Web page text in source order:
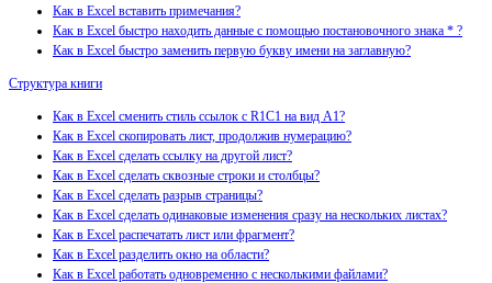
Как в Excel вставить примечания?
Как в Excel быстро находить данные с помощью постановочного знака * ?
Как в Excel быстро заменить первую букву имени на заглавную?
Структура книги
Как в Excel сменить стиль ссылок с R1C1 на вид A1?
Как в Excel скопировать лист, продолжив нумерацию?
Как в Excel сделать ссылку на другой лист?
Как в Excel сделать сквозные строки и столбцы?
Как в Excel сделать разрыв страницы?
Как в Excel сделать одинаковые изменения сразу на нескольких листах?
Как в Excel распечатать лист или фрагмент?
Как в Excel разделить окно на области?
Как в Excel работать одновременно с несколькими файлами?